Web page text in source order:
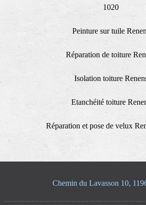
1020
Peinture sur tuile
Réparation de toiture
Isolation toiture
Etanchéité toiture
Réparation et pose de velux
Chemin du Lavasson 10,